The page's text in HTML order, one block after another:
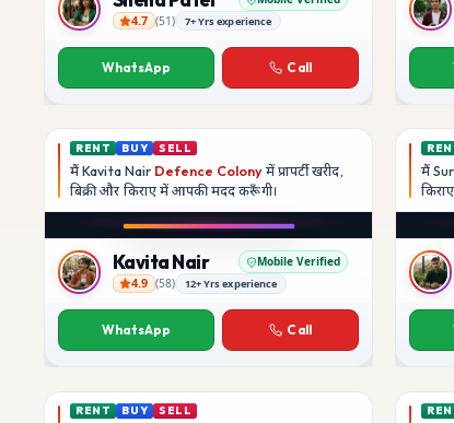
Sneha Patel
4.7 (51) 7+ Yrs experience
WhatsApp Call
RENT BUY SELL
मैंKavita Nair Defence Colonyमें प्रापर्टी खरीद,
बिक्री और किराए में आपकी मददकरूँगी।
Kavita Nair
Kavita Nair Mobile Verified
4.9 (58) 12+ Yrs experience
WhatsApp Call
मैं
RENT BUY SELL